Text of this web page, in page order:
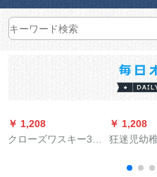
￥ 1,208
クローズワスキー3-
￥ 1,208
狂迷児幼
レインイ